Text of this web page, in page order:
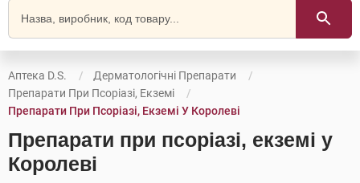
Аптека D.S.
Дерматологічні Препарати
Препарати При Псоріазі, Екземі
Препарати При Псоріазі, Екземі У Королеві
Препарати при псоріазі, екземі у
Королеві